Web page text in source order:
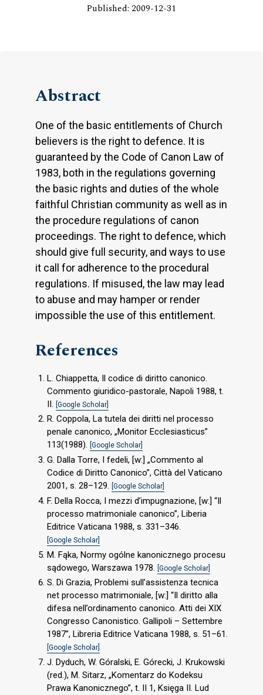
Published: 2009-12-31
Abstract
One of the basic entitlements of Church
believers is the right to defence. It is
guaranteed by the Code of Canon Law of
1983, both in the regulations governing
the basic rights and duties of the whole
faithful Christian community as well as in
the procedure regulations of canon
proceedings. The right to defence, which
should give full security, and ways to use
it call for adherence to the procedural
regulations. If misused, the law may lead
to abuse and may hamper or render
impossible the use of this entitlement.
References
L. Chiappetta, Il codice di diritto canonico.
Commento giuridico-pastorale, Napoli 1988, t.
II.
[Google Scholar]
R. Coppola, La tutela dei diritti nel processo
penale canonico, „Monitor Ecclesiasticus”
113(1988). [Google Scholar]
G. Dalla Torre, I fedeli, [w:] „Commento al
Codice di Diritto Canonico”, Città del Vaticano
2001, s. 28–129. [Google Scholar]
F. Della Rocca, I mezzi d’impugnazione, [w:] “Il
processo matrimoniale canonico”, Liberia
Editrice Vaticana 1988, s. 331–346.
[Google Scholar]
M. Fąka, Normy ogólne kanonicznego procesu
sądowego, Warszawa 1978.
[Google Scholar]
S. Di Grazia, Problemi sull’assistenza tecnica
net processo matrimoniale, [w:] “Il diritto alla
difesa nell’ordinamento canonico. Atti dei XIX
Congresso Canonistico. Gallipoli – Settembre
1987”, Libreria Editrice Vaticana 1988, s. 51–61.
[Google Scholar]
J. Dyduch, W. Góralski, E. Górecki, J. Krukowski
(red.), M. Sitarz, „Komentarz do Kodeksu
Prawa Kanonicznego”, t. II 1, Księga II. Lud